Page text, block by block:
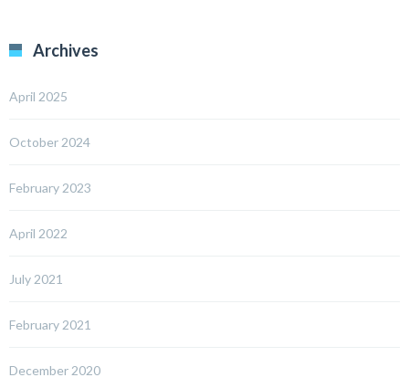
Archives
April 2025
October 2024
February 2023
April 2022
July 2021
February 2021
December 2020